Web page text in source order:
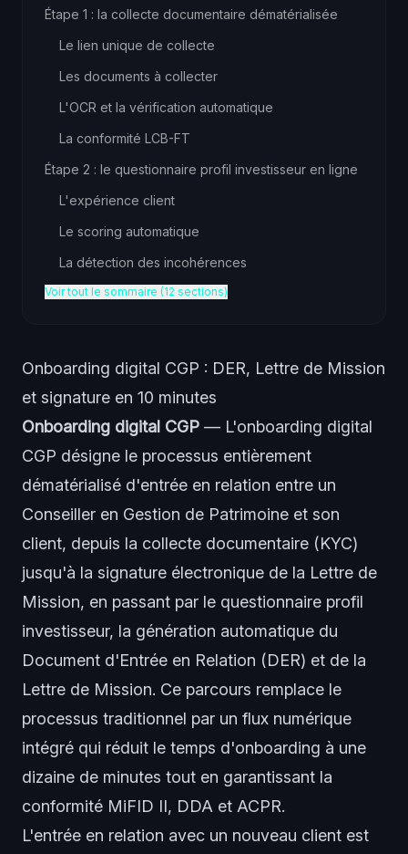
Étape 1 : la collecte documentaire dématérialisée
Le lien unique de collecte
Les documents à collecter
L'OCR et la vérification automatique
La conformité LCB-FT
Étape 2 : le questionnaire profil investisseur en ligne
L'expérience client
Le scoring automatique
La détection des incohérences
Voir tout le sommaire (12 sections)
Onboarding digital CGP : DER, Lettre de Mission
et signature en 10 minutes
Onboarding digital CGP — L'onboarding digital
CGP désigne le processus entièrement
dématérialisé d'entrée en relation entre un
Conseiller en Gestion de Patrimoine et son
client, depuis la collecte documentaire (KYC)
jusqu'à la signature électronique de la Lettre de
Mission, en passant par le questionnaire profil
investisseur, la génération automatique du
Document d'Entrée en Relation (DER) et de la
Lettre de Mission. Ce parcours remplace le
processus traditionnel par un flux numérique
intégré qui réduit le temps d'onboarding à une
dizaine de minutes tout en garantissant la
conformité MiFID II, DDA et ACPR.
L'entrée en relation avec un nouveau client est